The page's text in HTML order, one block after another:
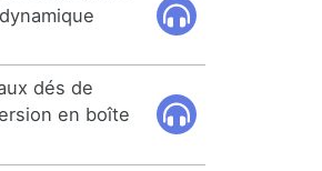
dés de
en boîte